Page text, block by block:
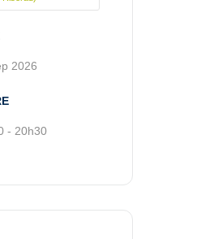
2026
- 20h30